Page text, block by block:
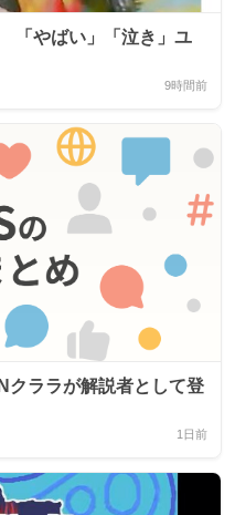
「やばい」「泣き」ユ
9時間前
クララが解説者として登
1日前